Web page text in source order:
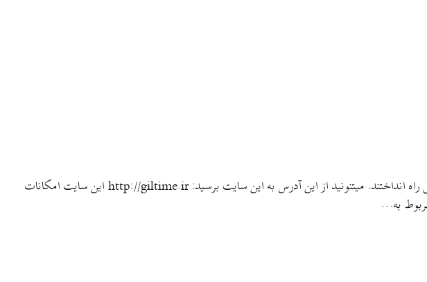
اتفاق خوبی که اخیرا افتاده اینه که بچه‌های گروه نرم‌افزاری جنگل وبسایتی مختص تقویم باستانی گیلکها یعنی تقویم دیلمی راه انداختند. میتنونید از این آدرس به این سایت برسید: http://giltime.ir این سایت امکانات
مربوط به…